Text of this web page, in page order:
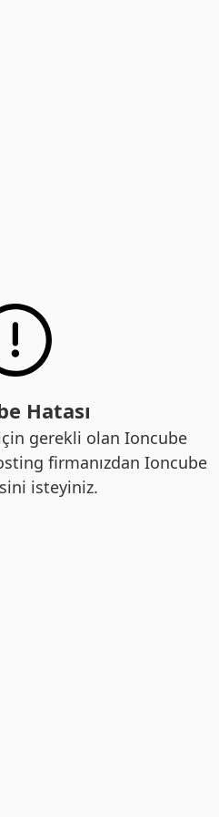
Hatası
gerekli olan Ioncube
firmanızdan Ioncube
isteyiniz.